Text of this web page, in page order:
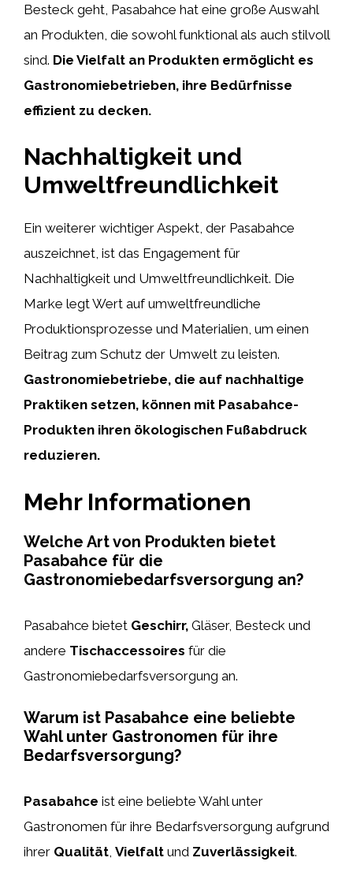
Besteck geht, Pasabahce hat eine große Auswahl
an Produkten, die sowohl funktional als auch stilvoll
sind. Die Vielfalt an Produkten ermöglicht es
Gastronomiebetrieben, ihre Bedürfnisse
effizient zu decken.
Nachhaltigkeit und
Umweltfreundlichkeit
Ein weiterer wichtiger Aspekt, der Pasabahce
auszeichnet, ist das Engagement für
Nachhaltigkeit und Umweltfreundlichkeit. Die
Marke legt Wert auf umweltfreundliche
Produktionsprozesse und Materialien, um einen
Beitrag zum Schutz der Umwelt zu leisten.
Gastronomiebetriebe, die auf nachhaltige
Praktiken setzen, können mit Pasabahce-
Produkten ihren ökologischen Fußabdruck
reduzieren.
Mehr Informationen
Welche Art von Produkten bietet
Pasabahce für die
Gastronomiebedarfsversorgung an?
Pasabahce bietet Geschirr, Gläser, Besteck und
andere Tischaccessoires für die
Gastronomiebedarfsversorgung an.
Warum ist Pasabahce eine beliebte
Wahl unter Gastronomen für ihre
Bedarfsversorgung?
Pasabahce ist eine beliebte Wahl unter
Gastronomen für ihre Bedarfsversorgung aufgrund
ihrer Qualität, Vielfalt und Zuverlässigkeit.